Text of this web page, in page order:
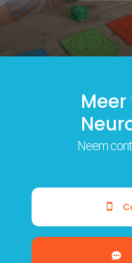
Neem